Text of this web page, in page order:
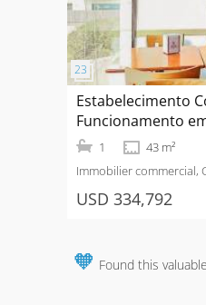
Estabelecimento
Funcionamento
1
43 m²
Immobilier commercial,
USD 334,792
🧡 Found this